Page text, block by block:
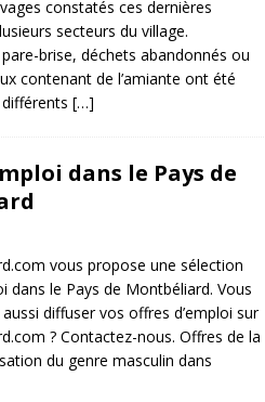
constatés ces dernières
secteurs du village.
brise, déchets abandonnés ou
contenant de l’amiante ont été
[…]
dans le Pays de
vous propose une sélection
dans le Pays de Montbéliard. Vous
diffuser vos offres d’emploi sur
? Contactez-nous. Offres de la
du genre masculin dans